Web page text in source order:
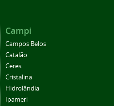
Campi
Campos Belos
Catalão
Ceres
Cristalina
Hidrolândia
Ipameri